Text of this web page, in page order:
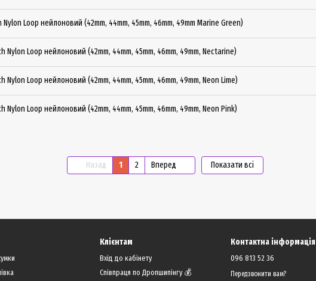
Loop нейлоновий (42mm, 44mm, 45mm, 46mm, 49mm Marine Green)
Nylon Loop нейлоновий (42mm, 44mm, 45mm, 46mm, 49mm, Nectarine)
Nylon Loop нейлоновий (42mm, 44mm, 45mm, 46mm, 49mm, Neon Lime)
Nylon Loop нейлоновий (42mm, 44mm, 45mm, 46mm, 49mm, Neon Pink)
Назад 1 2 Вперед Показати всі
Клієнтам
Вхід до кабінету
Співпраця по Дропшипінгу 💰
Контактна інформація
096 813 52 36
Передзвонити вам?